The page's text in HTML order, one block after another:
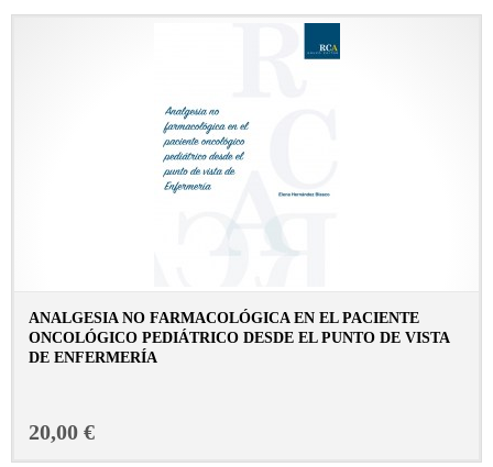
ANALGESIA NO FARMACOLÓGICA EN EL PACIENTE
ONCOLÓGICO PEDIÁTRICO DESDE EL PUNTO DE VISTA
DE ENFERMERÍA
20,00 €